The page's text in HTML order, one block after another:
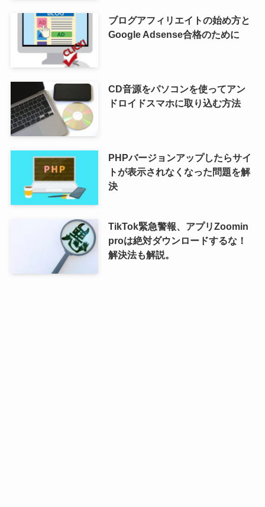
ブログアフィリエイトの始め方と
Google Adsense合格のために
CD音源をパソコンを使ってアン
ドロイドスマホに取り込む方法
PHPバージョンアップしたらサイ
トが表示されなくなった問題を解
決
TikTok緊急警報、アプリZoomin
proは絶対ダウンロードするな！
解決法も解説。